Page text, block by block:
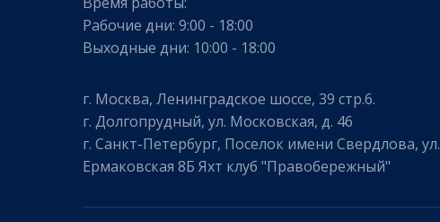
Рабочие дни: 9:00 - 18:00
Выходные дни: 10:00 - 18:00
г. Москва, Ленинградское шоссе, 39 стр.6.
г. Долгопрудный, ул. Московская, д. 46
г. Санкт-Петербург, Поселок имени Свердлова, ул.
Ермаковская 8Б Яхт клуб "Правобережный"